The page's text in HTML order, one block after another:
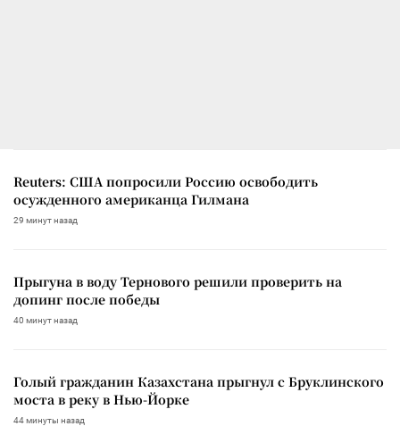
Reuters: США попросили Россию освободить
осужденного американца Гилмана
29 минут назад
Прыгуна в воду Тернового решили проверить на
допинг после победы
40 минут назад
Голый гражданин Казахстана прыгнул с Бруклинского
моста в реку в Нью-Йорке
44 минуты назад